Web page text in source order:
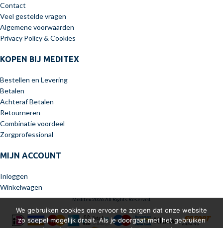
Contact
Veel gestelde vragen
Algemene voorwaarden
Privacy Policy & Cookies
KOPEN BIJ MEDITEX
Bestellen en Levering
Betalen
Achteraf Betalen
Retourneren
Combinatie voordeel
Zorgprofessional
MIJN ACCOUNT
Inloggen
Winkelwagen
Meditex 2026 All Rights Reserved.
We gebruiken cookies om ervoor te zorgen dat onze website
zo soepel mogelijk draait. Als je doorgaat met het gebruiken